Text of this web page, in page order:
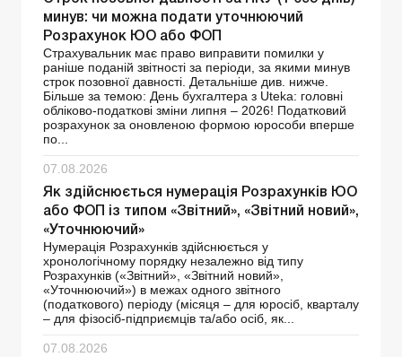
минув: чи можна подати уточнюючий
Розрахунок ЮО або ФОП
Страхувальник має право виправити помилки у
раніше поданій звітності за періоди, за якими минув
строк позовної давності. Детальніше див. нижче.
Більше за темою: День бухгалтера з Uteka: головні
обліково-податкові зміни липня – 2026! Податковий
розрахунок за оновленою формою юрособи вперше
по...
07.08.2026
Як здійснюється нумерація Розрахунків ЮО
або ФОП із типом «Звітний», «Звітний новий»,
«Уточнюючий»
Нумерація Розрахунків здійснюється у
хронологічному порядку незалежно від типу
Розрахунків («Звітний», «Звітний новий»,
«Уточнюючий») в межах одного звітного
(податкового) періоду (місяця – для юросіб, кварталу
– для фізосіб-підприємців та/або осіб, як...
07.08.2026